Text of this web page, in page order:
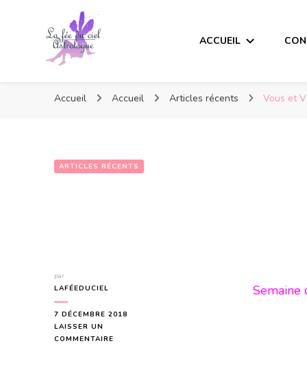
ACCUEIL
Accueil Accueil Articles récents Vous et
ARTICLES RÉCENTS
par
LAFÉEDUCIEL
7 DÉCEMBRE 2018
LAISSER UN
COMMENTAIRE
Semaine du 10